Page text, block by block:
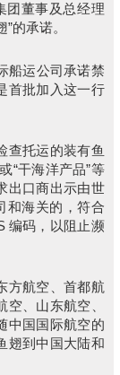
团董事及总经理
的承诺。
船运公司承诺禁
首批加入这一行
查托运的装有鱼
“干海洋产品”等
出口商出示由世
和海关的，符合
编码，以阻止濒
方航空、首都航
、山东航空、
中国国际航空的
翅到中国大陆和